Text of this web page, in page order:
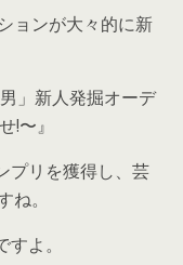
ョンが大々的に新
」新人発掘オーデ
!〜』
プリを獲得し、芸
。
よ。